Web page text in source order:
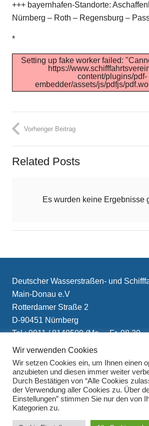
+++ bayernhafen-Standorte:
Nürnberg – Roth – Regensburg –
*
Setting up fake worker failed:
https://
content/plugins/pdf-
embedder/assets/js/pdfjs/
Vorheriger Beitrag
Related Posts
Es wurden keine Ergebnisse
Deutscher Wasserstraßen- und
Main-Donau e.V
Rotterdamer Straße 2
D-90451 Nürnberg
Tel.: 0911 / 8149509 (Mo. – Fr. 08.30
E-Mail: info(at)schifffahrtsverein.de
Impressum
Wir verwenden Cookies
Wir setzen Cookies ein, um Ihnen einen
anzubieten und diesen immer weiter
Durch Bestätigen von “Alle Cookies
der Verwendung aller Cookies zu. Über
Einstellungen” stimmen Sie nur den von
Kategorien zu.